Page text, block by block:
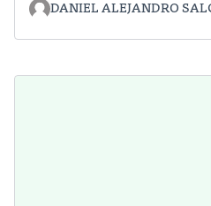
DANIEL ALEJANDRO